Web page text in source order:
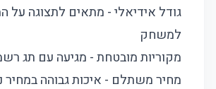
גודל אידיאלי - מתאים לתצוגה על
למשחק
מקוריות מובטחת - מגיעה עם תג
מחיר משתלם - איכות גבוהה במחיר